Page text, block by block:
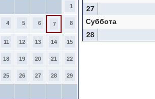
1
4 5 6 7 8
11 12 13 14 15
18 19 20 21 22
25 26 27 28 29
27
Суббота
28